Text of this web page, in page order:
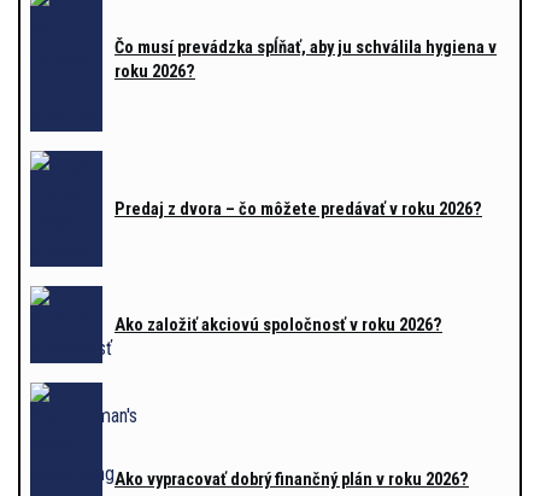
Čo musí prevádzka spĺňať, aby ju schválila hygiena v
roku 2026?
Predaj z dvora – čo môžete predávať v roku 2026?
Ako založiť akciovú spoločnosť v roku 2026?
Ako vypracovať dobrý finančný plán v roku 2026?